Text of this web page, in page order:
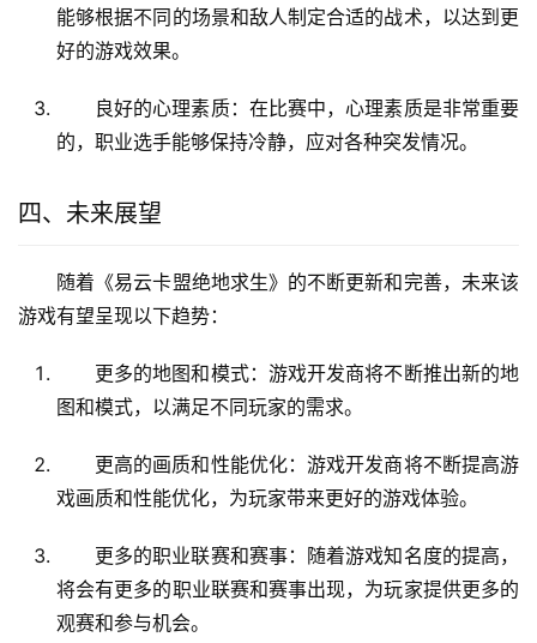
能够根据不同的场景和敌人制定合适的战术，以达到更
好的游戏效果。
良好的心理素质：在比赛中，心理素质是非常重要
的，职业选手能够保持冷静，应对各种突发情况。
四、未来展望
随着《易云卡盟绝地求生》的不断更新和完善，未来该
游戏有望呈现以下趋势：
更多的地图和模式：游戏开发商将不断推出新的地
图和模式，以满足不同玩家的需求。
更高的画质和性能优化：游戏开发商将不断提高游
戏画质和性能优化，为玩家带来更好的游戏体验。
更多的职业联赛和赛事：随着游戏知名度的提高，
将会有更多的职业联赛和赛事出现，为玩家提供更多的
观赛和参与机会。